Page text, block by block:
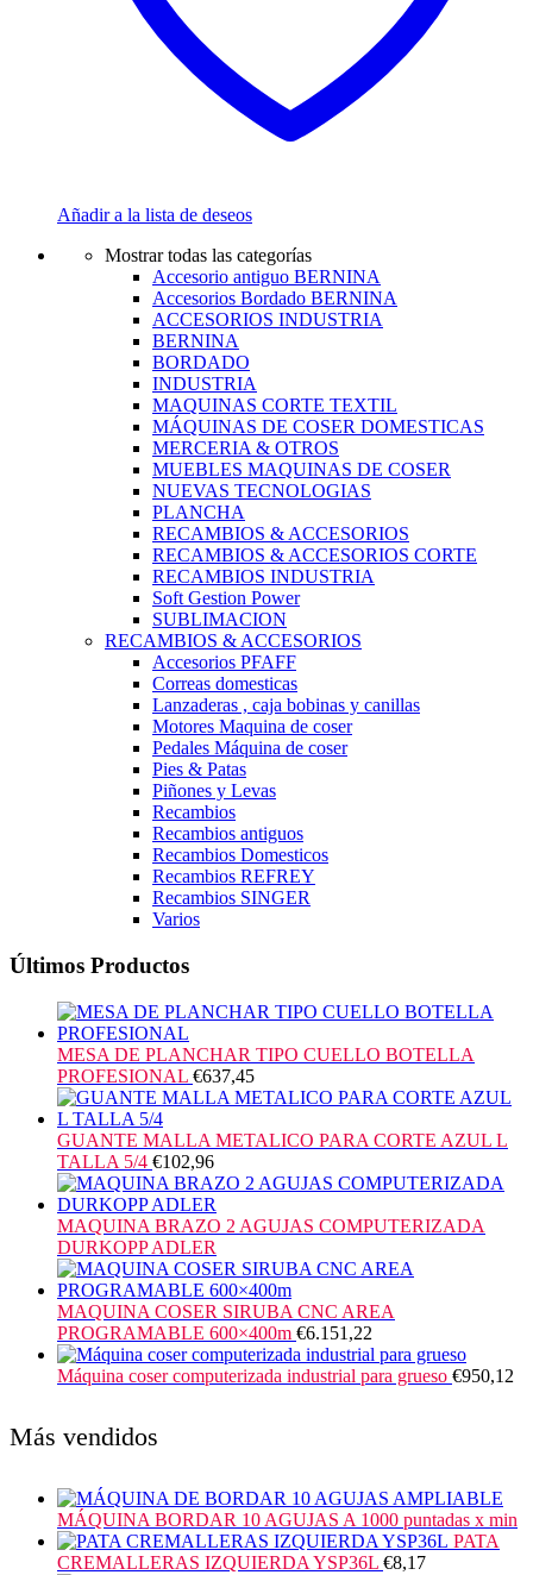
Añadir a la lista de deseos
Mostrar todas las categorías
Accesorio antiguo BERNINA
Accesorios Bordado BERNINA
ACCESORIOS INDUSTRIA
BERNINA
BORDADO
INDUSTRIA
MAQUINAS CORTE TEXTIL
MÁQUINAS DE COSER DOMESTICAS
MERCERIA & OTROS
MUEBLES MAQUINAS DE COSER
NUEVAS TECNOLOGIAS
PLANCHA
RECAMBIOS & ACCESORIOS
RECAMBIOS & ACCESORIOS CORTE
RECAMBIOS INDUSTRIA
Soft Gestion Power
SUBLIMACION
RECAMBIOS & ACCESORIOS
Accesorios PFAFF
Correas domesticas
Lanzaderas , caja bobinas y canillas
Motores Maquina de coser
Pedales Máquina de coser
Pies & Patas
Piñones y Levas
Recambios
Recambios antiguos
Recambios Domesticos
Recambios REFREY
Recambios SINGER
Varios
Últimos Productos
MESA DE PLANCHAR TIPO CUELLO BOTELLA
PROFESIONAL €637,45
GUANTE MALLA METALICO PARA CORTE AZUL L
TALLA 5/4 €102,96
MAQUINA BRAZO 2 AGUJAS COMPUTERIZADA
DURKOPP ADLER
MAQUINA COSER SIRUBA CNC AREA
PROGRAMABLE 600×400m €6.151,22
Máquina coser computerizada industrial para grueso €950,12
Más vendidos
MÁQUINA BORDAR 10 AGUJAS A 1000 puntadas x min
PATA
CREMALLERAS IZQUIERDA YSP36L €8,17